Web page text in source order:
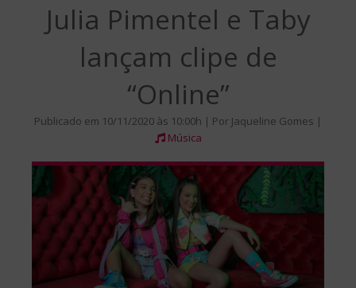
Julia Pimentel e Taby
lançam clipe de
“Online”
Publicado em 10/11/2020 às 10:00h | Por Jaqueline Gomes |
Música